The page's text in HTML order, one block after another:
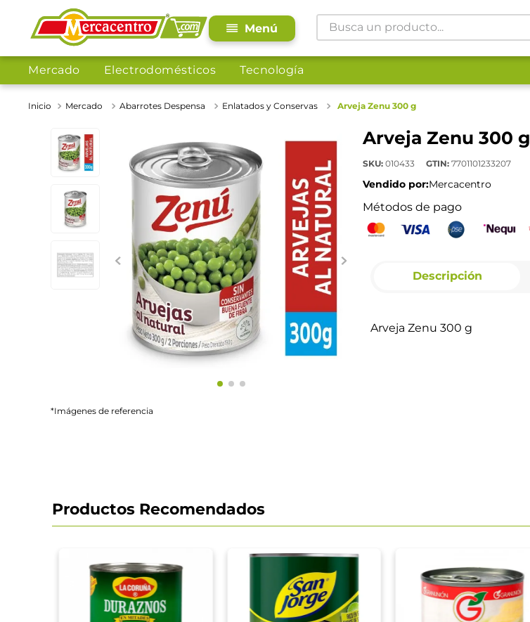
Busca un producto...
Mercado Electrodomésticos Tecnología
Mercado Abarrotes Despensa Enlatados y Conservas Arveja Zenu 300 g
*Imágenes de referencia
Arveja Zenu 300 g
SKU: 010433 GTIN: 7701101233207
Vendido por:Mercacentro
Métodos de pago
Descripción
Arveja Zenu 300 g
Productos Recomendados